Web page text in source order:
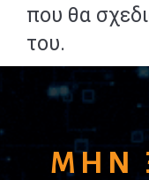
που θα
του.
ΜΗΝ